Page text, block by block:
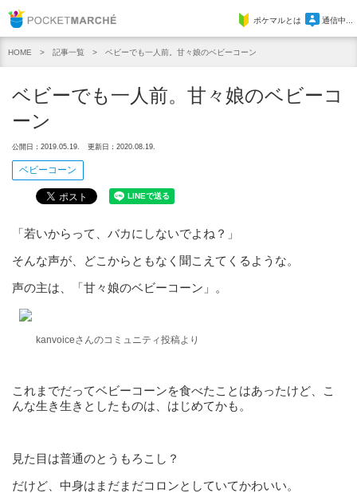
Pocket Marcheポケマルとは 通信中...
HOME 記事一覧 ベビーでも一人前。甘々娘のベビーコーン
ベビーでも一人前。甘々娘のベビーコ
ーン
公開日：2019.05.19. 更新日：2020.08.19.
ベビーコーン
「若いからって、バカにしないでよね？」
そんな声が、どこからともなく聞こえてくるような。
声の主は、「甘々娘のベビーコーン」。
kanvoiceさんのコミュニティ投稿より
これまでだってベビーコーンを食べたことはあったけど、こ
んな生き生きとしたものは、はじめてかも。
見た目は普通のとうもろこし？
だけど、中身はまだまだコロンとしていてかわいい。